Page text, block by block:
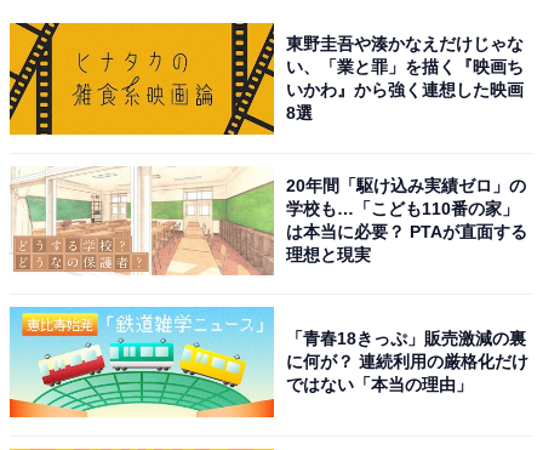
1
東野圭吾や湊かなえだけじゃな
い、「業と罪」を描く『映画ち
いかわ』から強く連想した映画
8選
20年間「駆け込み実績ゼロ」の
学校も…「こども110番の家」
は本当に必要？ PTAが直面する
理想と現実
「青春18きっぷ」販売激減の裏
に何が？ 連続利用の厳格化だけ
ではない「本当の理由」